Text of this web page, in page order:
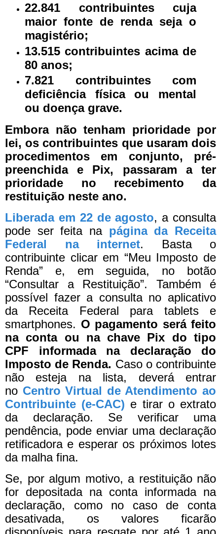
22.841 contribuintes cuja
maior fonte de renda seja o
magistério;
13.515 contribuintes acima de
80 anos;
7.821 contribuintes com
deficiência física ou mental
ou doença grave.
Embora não tenham prioridade por
lei, os contribuintes que usaram dois
procedimentos em conjunto, pré-
preenchida e Pix, passaram a ter
prioridade no recebimento da
restituição neste ano.
Liberada em 22 de agosto, a consulta
pode ser feita na página da Receita
Federal na internet. Basta o
contribuinte clicar em “Meu Imposto de
Renda” e, em seguida, no botão
“Consultar a Restituição”. Também é
possível fazer a consulta no aplicativo
da Receita Federal para tablets e
smartphones. O pagamento será feito
na conta ou na chave Pix do tipo
CPF informada na declaração do
Imposto de Renda. Caso o contribuinte
não esteja na lista, deverá entrar
no Centro Virtual de Atendimento ao
Contribuinte (e-CAC) e tirar o extrato
da declaração. Se verificar uma
pendência, pode enviar uma declaração
retificadora e esperar os próximos lotes
da malha fina.
Se, por algum motivo, a restituição não
for depositada na conta informada na
declaração, como no caso de conta
desativada, os valores ficarão